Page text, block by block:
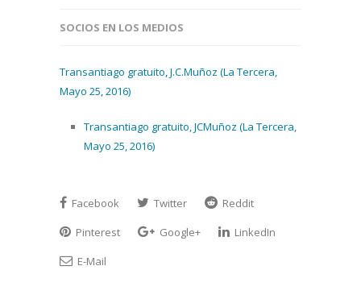
SOCIOS EN LOS MEDIOS
Transantiago gratuito, J.C.Muñoz (La Tercera,
Mayo 25, 2016)
Transantiago gratuito, JCMuñoz (La Tercera,
Mayo 25, 2016)
Facebook Twitter
Reddit
Pinterest
Google+
LinkedIn
E-Mail